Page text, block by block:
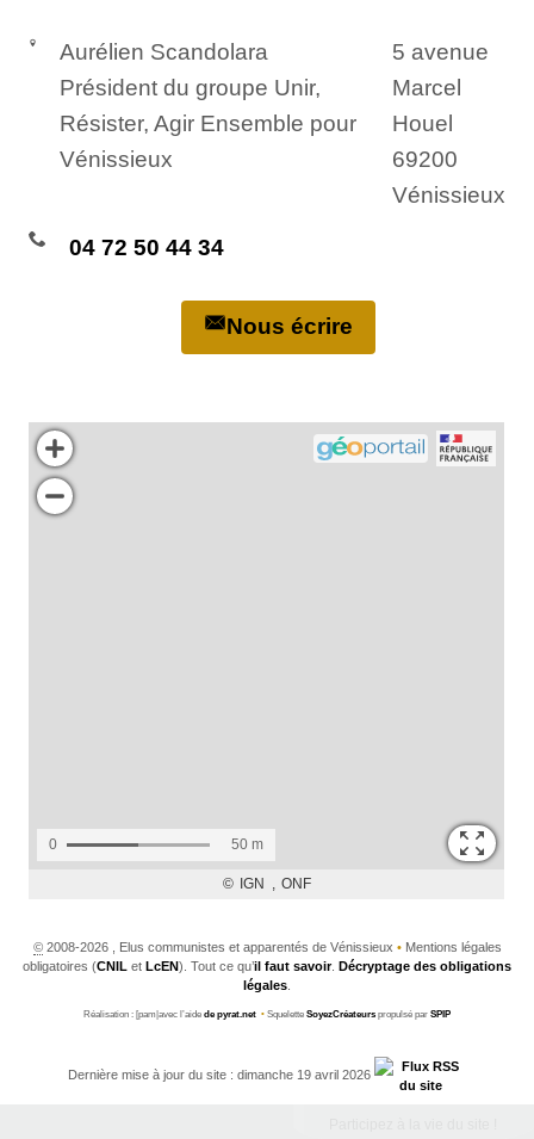
Aurélien Scandolara
Président du groupe Unir,
Résister, Agir Ensemble pour
Vénissieux
5 avenue
Marcel
Houel
69200
Vénissieux
04 72 50 44 34
Nous écrire
©2008-2026 , Elus communistes et apparentés de Vénissieux •Mentions légales
obligatoires (CNIL et LcEN). Tout ce qu’il faut savoir. Décryptage des obligations
légales
Réalisation : [pam|avec l’aide de pyrat.net • Squelette SoyezCréateurs propulsé par SPIP
Dernière mise à jour du site : dimanche 19 avril 2026